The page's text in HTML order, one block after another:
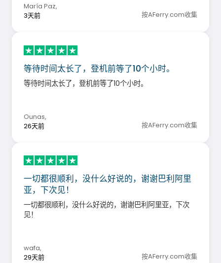
María Paz,
3天前
按AFerry.com收集
等待时间太长了，登机前等了10个小时。
等待时间太长了，登机前等了10个小时。
Ounas,
26天前
按AFerry.com收集
一切都很顺利，没什么好说的，谢谢巴利阿里
亚，下次见！
一切都很顺利，没什么好说的，谢谢巴利阿里亚，下次
见！
wafa,
29天前
按AFerry.com收集